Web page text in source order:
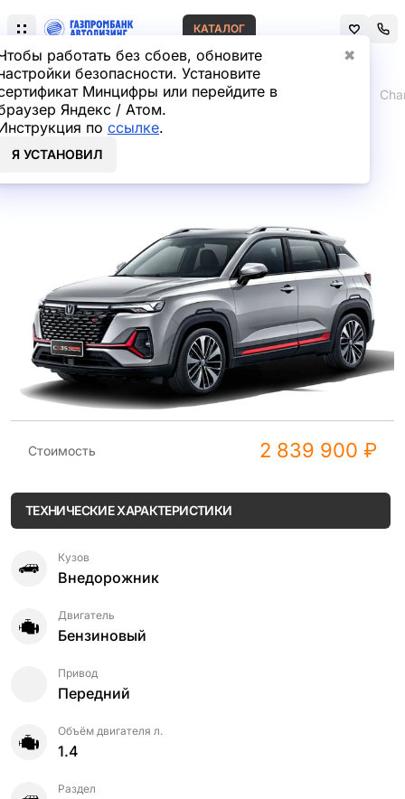
работать без сбоев, обновите
безопасности. Установите
Минцифры или перейдите в
Яндекс / Атом.
по ссылке.
Я УСТАНОВИЛ
✖
КАТАЛОГ
Главная Лизинг легковых автомобилей
Changan CS35 PLUS
Внедорожник в лизинг
Стоимость 2 839 900 ₽
ТЕХНИЧЕСКИЕ ХАРАКТЕРИСТИКИ
Кузов
Внедорожник
Двигатель
Бензиновый
Привод
Передний
Объём двигателя л.
1.4
Раздел